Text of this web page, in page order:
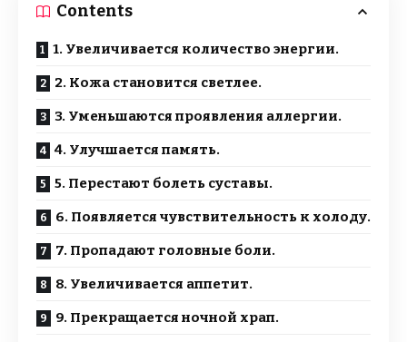
Contents
1. Увеличивается количество энергии.
2. Кожа становится светлее.
3. Уменьшаются проявления аллергии.
4. Улучшается память.
5. Перестают болеть суставы.
6. Появляется чувствительность к холоду.
7. Пропадают головные боли.
8. Увеличивается аппетит.
9. Прекращается ночной храп.